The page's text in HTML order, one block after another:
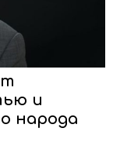
и
народа